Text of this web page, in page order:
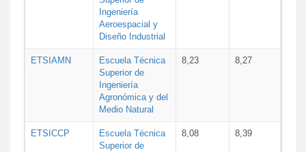
Ingeniería
Aeroespacial y
Diseño Industrial
ETSIAMN
Escuela Técnica
Superior de
Ingeniería
Agronómica y del
Medio Natural
8,23 8,27
ETSICCP
Escuela Técnica
Superior de
8,08 8,39